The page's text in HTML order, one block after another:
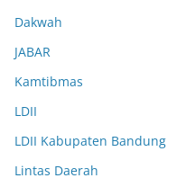
Dakwah
JABAR
Kamtibmas
LDII
LDII Kabupaten Bandung
Lintas Daerah